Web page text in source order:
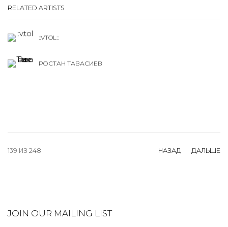
RELATED ARTISTS
::VTOL::
РОСТАН ТАВАСИЕВ
НАЗАД ДАЛЬШЕ
139 ИЗ 248
JOIN OUR MAILING LIST